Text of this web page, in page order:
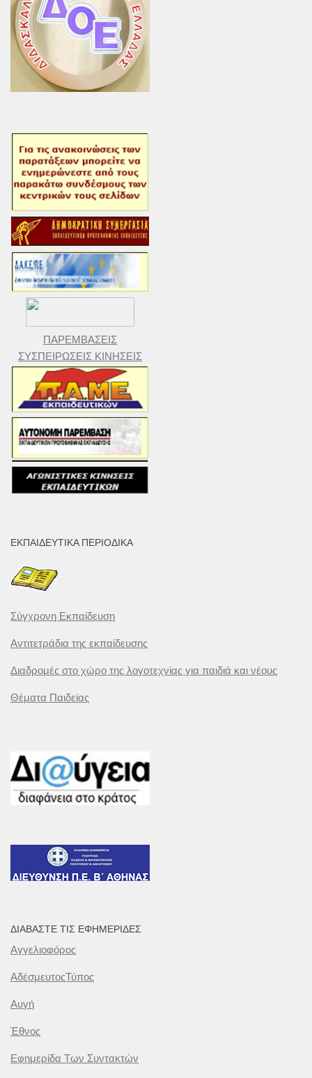
ΠΑΡΕΜΒΑΣΕΙΣ
ΣΥΣΠΕΙΡΩΣΕΙΣ ΚΙΝΗΣΕΙΣ
ΕΚΠΑΙΔΕΥΤΙΚΆ ΠΕΡΙΟΔΙΚΆ
Σύγχρονη Εκπαίδευση
Αντιτετράδια της εκπαίδευσης
Διαδρομές στο χώρο της λογοτεχνίας για παιδιά και νέους
Θέματα Παιδείας
ΔΙΑΒΆΣΤΕ ΤΙΣ ΕΦΗΜΕΡΊΔΕΣ
Αγγελιοφόρος
ΑδέσμευτοςΤύπος
Αυγή
Έθνος
Εφημερίδα Των Συντακτών